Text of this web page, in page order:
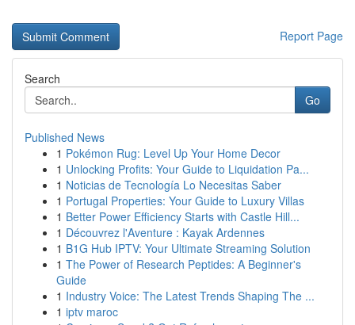
Report Page
Search
Go
Published News
1 Pokémon Rug: Level Up Your Home Decor
1 Unlocking Profits: Your Guide to Liquidation Pa...
1 Noticias de Tecnología Lo Necesitas Saber
1 Portugal Properties: Your Guide to Luxury Villas
1 Better Power Efficiency Starts with Castle Hill...
1 Découvrez l'Aventure : Kayak Ardennes
1 B1G Hub IPTV: Your Ultimate Streaming Solution
1 The Power of Research Peptides: A Beginner's
Guide
1 Industry Voice: The Latest Trends Shaping The ...
1 iptv maroc